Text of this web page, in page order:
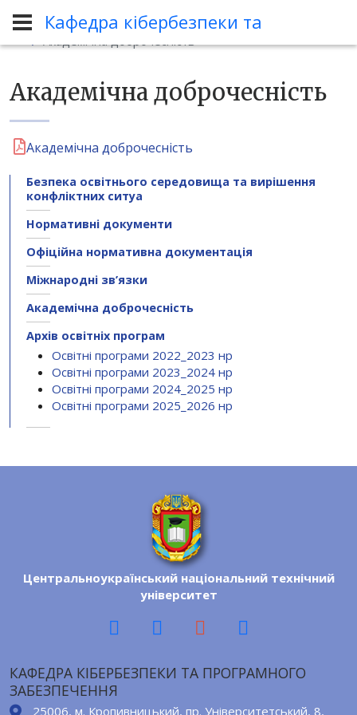
Кафедра кібербезпеки та
Нормативні документи
Академічна доброчесність
Академічна доброчесність
Академічна доброчесність
Безпека освітнього середовища та вирішення
конфліктних ситуа
Нормативні документи
Офіційна нормативна документація
Міжнародні зв’язки
Академічна доброчесність
Архів освітніх програм
Освітні програми 2022_2023 нр
Освітні програми 2023_2024 нр
Освітні програми 2024_2025 нр
Освітні програми 2025_2026 нр
Центральноукраїнський національний технічний
університет
КАФЕДРА КІБЕРБЕЗПЕКИ ТА ПРОГРАМНОГО
ЗАБЕЗПЕЧЕННЯ
25006, м. Кропивницький, пр. Університетський, 8,